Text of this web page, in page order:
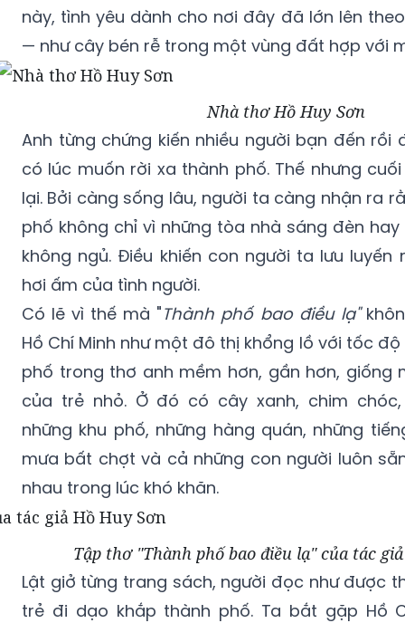
này, tình yêu dành cho nơi đây đã lớn lên
— như cây bén rễ trong một vùng đất hợp với
Nhà thơ Hồ Huy Sơn
Anh từng chứng kiến nhiều người bạn đến rồi
có lúc muốn rời xa thành phố. Thế nhưng
lại. Bởi càng sống lâu, người ta càng nhận ra
phố không chỉ vì những tòa nhà sáng đèn
không ngủ. Điều khiến con người ta lưu luyến
hơi ấm của tình người.
Có lẽ vì thế mà "Thành phố bao điều lạ"
Hồ Chí Minh như một đô thị khổng lồ với tốc
phố trong thơ anh mềm hơn, gần hơn, giống
của trẻ nhỏ. Ở đó có cây xanh, chim chóc,
những khu phố, những hàng quán, những
mưa bất chợt và cả những con người luôn
nhau trong lúc khó khăn.
Tập thơ "Thành phố bao điều lạ" của tác
Lật giở từng trang sách, người đọc như được
trẻ đi dạo khắp thành phố. Ta bắt gặp Hồ